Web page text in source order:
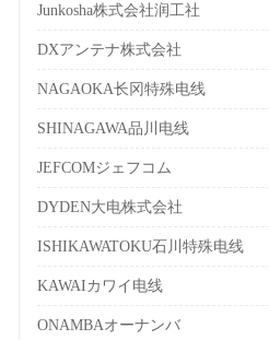
Junkosha株式会社润工社
DXアンテナ株式会社
NAGAOKA长冈特殊电线
SHINAGAWA品川电线
JEFCOMジェフコム
DYDEN大电株式会社
ISHIKAWATOKU石川特殊电线
KAWAIカワイ电线
ONAMBAオーナンバ